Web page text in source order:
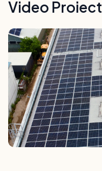
Video Proiect